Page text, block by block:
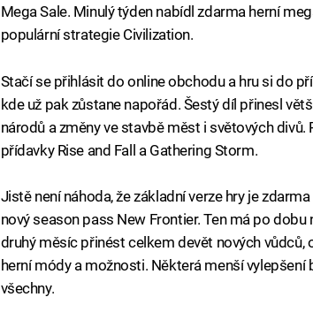
Mega Sale. Minulý týden nabídl zdarma herní
populární strategie Civilization.
Stačí se přihlásit do online obchodu a hru si do
kde už pak zůstane napořád. Šestý díl přinesl
národů a změny ve stavbě měst i světových divů.
přídavky Rise and Fall a Gathering Storm.
Jistě není náhoda, že základní verze hry je
nový season pass New Frontier. Ten má po
druhý měsíc přinést celkem devět nových vůdců,
herní módy a možnosti. Některá menší
všechny.